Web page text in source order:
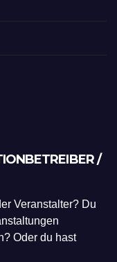
/
Veranstalter? Du
Oder du hast